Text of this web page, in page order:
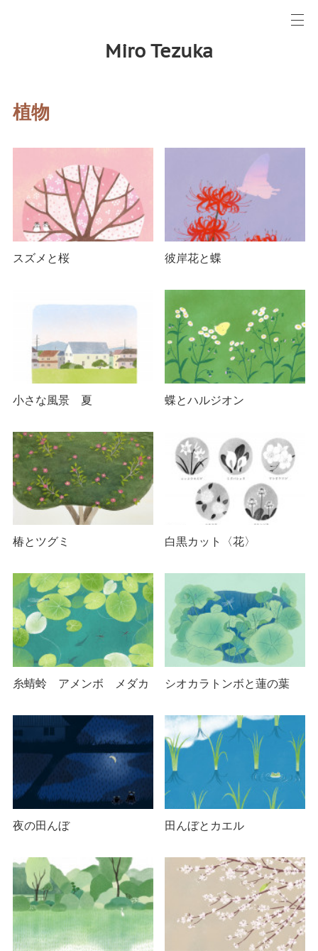
Miro Tezuka
植物
スズメと桜 彼岸花と蝶
小さな風景 夏 蝶とハルジオン
椿とツグミ 白黒カット〈花〉
糸蜻蛉 アメンボ メダカ シオカラトンボと蓮の葉
夜の田んぼ 田んぼとカエル